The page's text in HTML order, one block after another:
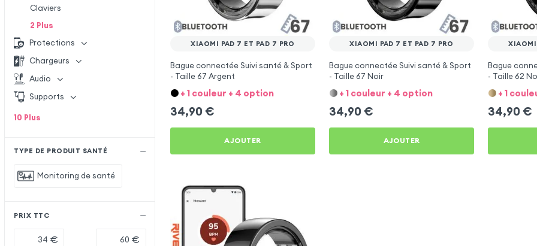
Claviers
2 Plus
Protections
Chargeurs
Audio
Supports
10 Plus
TYPE DE PRODUIT SANTÉ
Monitoring de santé
PRIX TTC
€ €
XIAOMI PAD 7 ET PAD 7 PRO
Bague connectée Suivi santé & Sport
- Taille 67 Argent
+ 1 couleur + 4 option
34,90 €
AJOUTER
XIAOMI PAD 7 ET PAD 7 PRO
Bague connectée Suivi santé & Sport
- Taille 67 Noir
+ 1 couleur + 4 option
34,90 €
AJOUTER
XIAOMI
Bague
- Taille 62
+ 1
34,90 €